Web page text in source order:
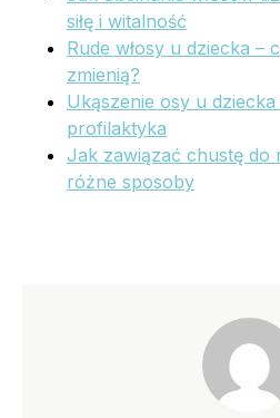
siłę i witalność
Rude włosy u dziecka –
zmienią?
Ukąszenie osy u
profilaktyka
Jak zawiązać chustę do
różne sposoby